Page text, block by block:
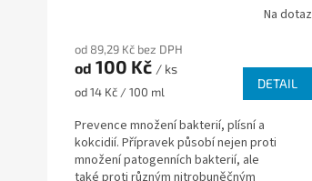
Na dotaz
od 89,29 Kč bez DPH
od 100 Kč / ks
Měrná
od 14 Kč / 100 ml
DETAIL
Prevence množení bakterií, plísní a
kokcidií. Přípravek působí nejen proti
množení patogenních bakterií, ale
také proti různým nitrobuněčným